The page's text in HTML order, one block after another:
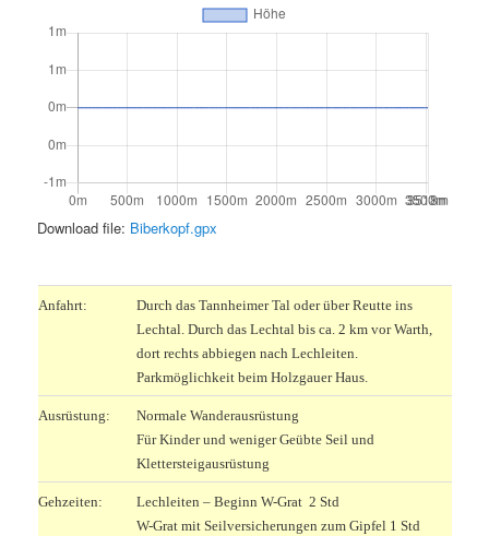
Download file: Biberkopf.gpx
Anfahrt:
Durch das Tannheimer Tal oder über Reutte ins
Lechtal. Durch das Lechtal bis ca. 2 km vor Warth,
dort rechts abbiegen nach Lechleiten.
Parkmöglichkeit beim Holzgauer Haus.
Ausrüstung:
Normale Wanderausrüstung
Für Kinder und weniger Geübte Seil und
Klettersteigausrüstung
Gehzeiten:
Lechleiten – Beginn W-Grat 2 Std
W-Grat mit Seilversicherungen zum Gipfel 1 Std